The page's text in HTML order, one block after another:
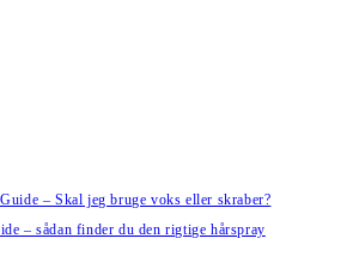
– Skal jeg bruge voks eller skraber?
– sådan finder du den rigtige hårspray